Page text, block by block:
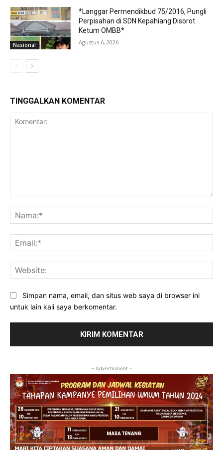
Nasional
*Langgar Permendikbud 75/2016, Pungli
Perpisahan di SDN Kepahiang Disorot
Ketum OMBB*
Agustus 6, 2026
TINGGALKAN KOMENTAR
Simpan nama, email, dan situs web saya di browser ini
untuk lain kali saya berkomentar.
- Advertisment -